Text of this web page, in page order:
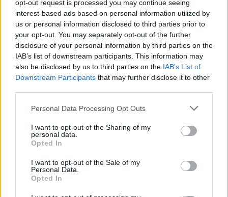
opt-out request is processed you may continue seeing
interest-based ads based on personal information utilized by
us or personal information disclosed to third parties prior to
your opt-out. You may separately opt-out of the further
disclosure of your personal information by third parties on the
IAB’s list of downstream participants. This information may
also be disclosed by us to third parties on the IAB’s List of
Downstream Participants that may further disclose it to other
Personal Data Processing Opt Outs
I want to opt-out of the Sharing of my
personal data.
Opted In
I want to opt-out of the Sale of my
Personal Data.
Opted In
Négy éven belül valósággá válhatnak az
elektromos repülőjáratok Európában
KÖZLEKEDÉS
Történelmi aszály sújtja Nagy-